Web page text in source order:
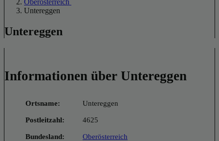
Oberösterreich
Untereggen
Untereggen
Informationen über Untereggen
Ortsname: Untereggen
Postleitzahl: 4625
Bundesland: Oberösterreich